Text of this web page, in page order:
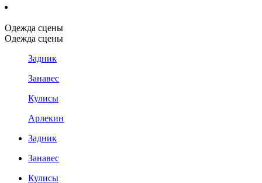
Одежда сцены
Одежда сцены
Задник
Занавес
Кулисы
Арлекин
Задник
Занавес
Кулисы